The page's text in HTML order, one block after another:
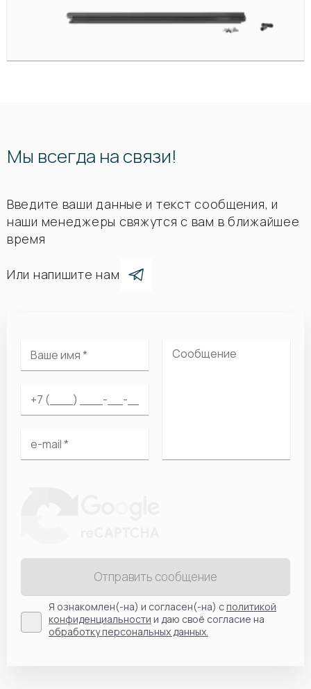
Мы всегда на связи!
Введите ваши данные и текст сообщения, и
наши менеджеры свяжутся с вам в ближайшее
время
Или напишите нам
Отправить сообщение
Я ознакомлен(-на) и согласен(-на) сполитикой
конфиденциальности и даю своё согласие на
обработку персональных данных.